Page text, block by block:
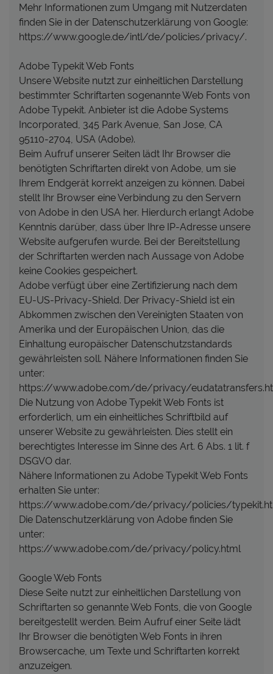
Mehr Informationen zum Umgang mit Nutzerdaten
finden Sie in der Datenschutzerklärung von Google:
https://www.google.de/intl/de/policies/privacy/.
Adobe Typekit Web Fonts
Unsere Website nutzt zur einheitlichen Darstellung
bestimmter Schriftarten sogenannte Web Fonts von
Adobe Typekit. Anbieter ist die Adobe Systems
Incorporated, 345 Park Avenue, San Jose, CA
95110-2704, USA (Adobe).
Beim Aufruf unserer Seiten lädt Ihr Browser die
benötigten Schriftarten direkt von Adobe, um sie
Ihrem Endgerät korrekt anzeigen zu können. Dabei
stellt Ihr Browser eine Verbindung zu den Servern
von Adobe in den USA her. Hierdurch erlangt Adobe
Kenntnis darüber, dass über Ihre IP-Adresse unsere
Website aufgerufen wurde. Bei der Bereitstellung
der Schriftarten werden nach Aussage von Adobe
keine Cookies gespeichert.
Adobe verfügt über eine Zertifizierung nach dem
EU-US-Privacy-Shield. Der Privacy-Shield ist ein
Abkommen zwischen den Vereinigten Staaten von
Amerika und der Europäischen Union, das die
Einhaltung europäischer Datenschutzstandards
gewährleisten soll. Nähere Informationen finden Sie
unter:
https://www.adobe.com/de/privacy/
Die Nutzung von Adobe Typekit Web Fonts ist
erforderlich, um ein einheitliches Schriftbild auf
unserer Website zu gewährleisten. Dies stellt ein
berechtigtes Interesse im Sinne des Art. 6 Abs. 1 lit. f
DSGVO dar.
Nähere Informationen zu Adobe Typekit Web Fonts
erhalten Sie unter:
https://www.adobe.com/de/privacy/policies/
Die Datenschutzerklärung von Adobe finden Sie
unter:
https://www.adobe.com/de/privacy/policy.html
Google Web Fonts
Diese Seite nutzt zur einheitlichen Darstellung von
Schriftarten so genannte Web Fonts, die von Google
bereitgestellt werden. Beim Aufruf einer Seite lädt
Ihr Browser die benötigten Web Fonts in ihren
Browsercache, um Texte und Schriftarten korrekt
anzuzeigen.